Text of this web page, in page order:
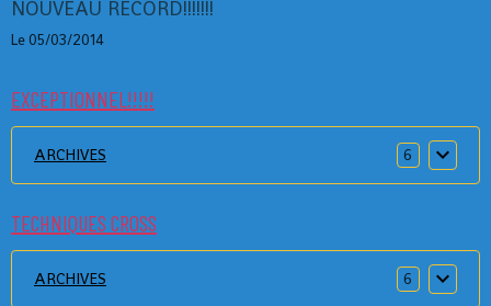
NOUVEAU RECORD!!!!!!!
Le 05/03/2014
EXCEPTIONNEL!!!!!
ARCHIVES 6
TECHNIQUES CROSS
ARCHIVES 6